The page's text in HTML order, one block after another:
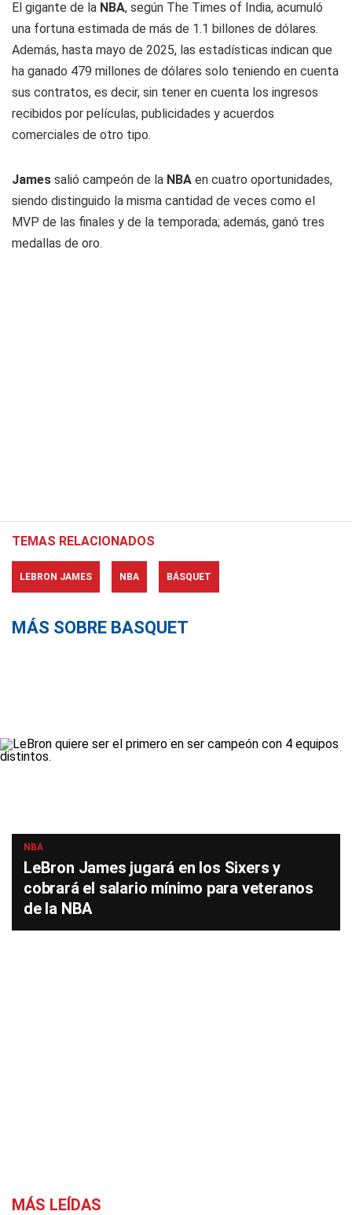
El gigante de la NBA, según The Times of India, acumuló
una fortuna estimada de más de 1.1 billones de dólares.
Además, hasta mayo de 2025, las estadísticas indican que
ha ganado 479 millones de dólares solo teniendo en cuenta
sus contratos, es decir, sin tener en cuenta los ingresos
recibidos por películas, publicidades y acuerdos
comerciales de otro tipo.
James salió campeón de la NBA en cuatro oportunidades,
siendo distinguido la misma cantidad de veces como el
MVP de las finales y de la temporada; además, ganó tres
medallas de oro.
TEMAS RELACIONADOS
LEBRON JAMES NBA BÁSQUET
MÁS SOBRE BASQUET
NBA
LeBron James jugará en los Sixers y
cobrará el salario mínimo para veteranos
de la NBA
MÁS LEÍDAS